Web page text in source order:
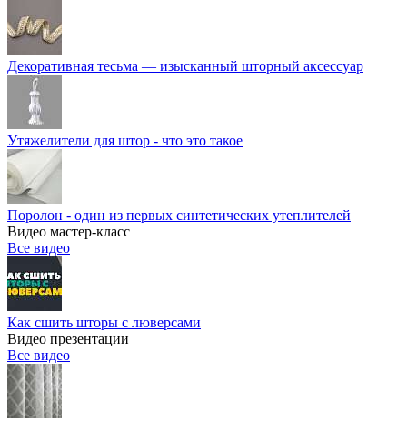
Декоративная тесьма — изысканный шторный аксессуар
Утяжелители для штор - что это такое
Поролон - один из первых синтетических утеплителей
Видео мастер-класс
Все видео
Как сшить шторы с люверсами
Видео презентации
Все видео